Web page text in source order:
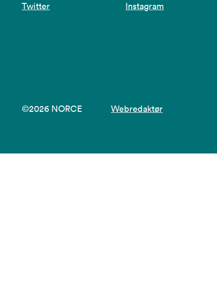
Twitter Instagram
©2026 NORCE Webredaktør